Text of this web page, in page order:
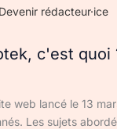
Devenir rédacteur·ice
c'est quoi
web lancé le 13
Les sujets